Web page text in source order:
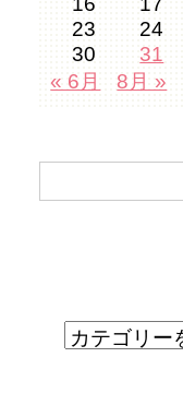
23
24
30
31
« 6月
8月 »